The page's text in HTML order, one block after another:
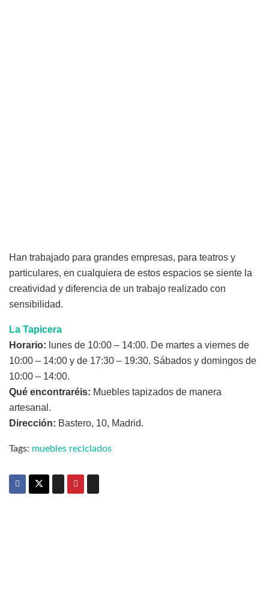
Han trabajado para grandes empresas, para teatros y
particulares, en cualquiera de estos espacios se siente la
creatividad y diferencia de un trabajo realizado con
sensibilidad.
La Tapicera
Horario: lunes de 10:00 – 14:00. De martes a viernes de
10:00 – 14:00 y de 17:30 – 19:30. Sábados y domingos de
10:00 – 14:00.
Qué encontraréis: Muebles tapizados de manera
artesanal.
Dirección: Bastero, 10, Madrid.
Tags: muebles reciclados